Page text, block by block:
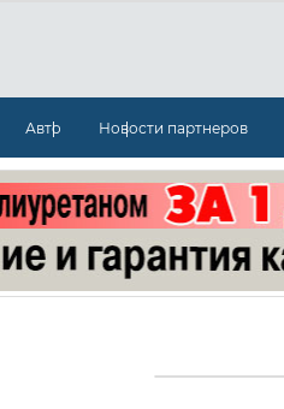
Авто Новости партнеров